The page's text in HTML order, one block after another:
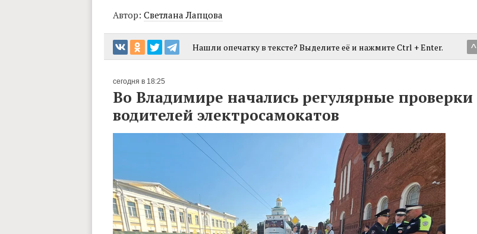
Автор: Светлана Лапцова
^
Нашли опечатку в тексте? Выделите её и нажмите Ctrl + Enter.
сегодня в 18:25
Во Владимире начались регулярные проверки
водителей электросамокатов